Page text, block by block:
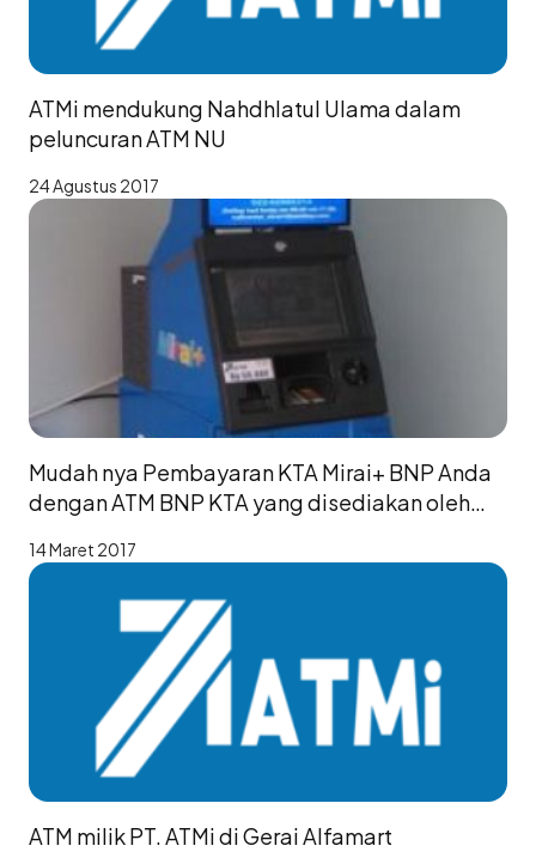
ATMi mendukung Nahdhlatul Ulama dalam
peluncuran ATM NU
24 Agustus 2017
Mudah nya Pembayaran KTA Mirai+ BNP Anda
dengan ATM BNP KTA yang disediakan oleh
14 Maret 2017
ATM milik PT. ATMi di Gerai Alfamart